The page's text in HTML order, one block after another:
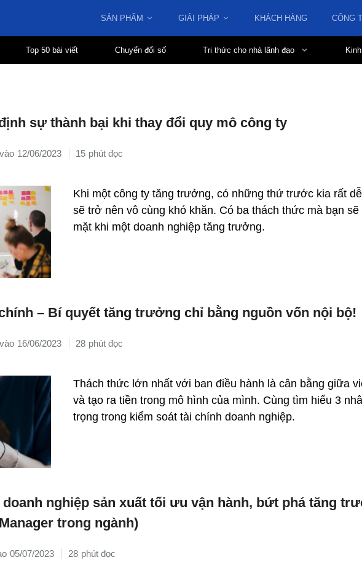
SẢN PHẨM GIẢI PHÁP KHÁCH HÀNG CÔNG
Top 50 bài viết Chuyển đổi số Tri thức cho nhà lãnh đạo
sự thành bại khi thay đổi quy mô công ty
12/06/2023 15
Khi một công ty tăng trưởng, có những thứ trước kia rất
sẽ trở nên vô cùng khó khăn. Có ba thách thức mà bạn sẽ
mặt khi một doanh nghiệp tăng trưởng.
– Bí quyết tăng trưởng chỉ bằng nguồn vốn nội bộ!
16/06/2023 28
Thách thức lớn nhất với ban điều hành là cân bằng giữa
và tạo ra tiền trong mô hình của mình. Cùng tìm hiểu 3
trọng trong kiểm soát tài chính doanh nghiệp.
nghiệp sản xuất tối ưu vận hành, bứt phá tăng
trong ngành)
05/07/2023 28